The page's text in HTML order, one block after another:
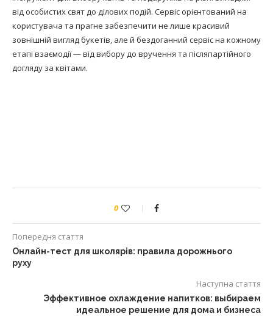
від особистих свят до ділових подій. Сервіс орієнтований на
користувача та прагне забезпечити не лише красивий
зовнішній вигляд букетів, але й бездоганний сервіс на кожному
етапі взаємодії — від вибору до вручення та післяпартійного
догляду за квітами.
0
Попередня стаття
Онлайн-тест для школярів: правила дорожнього
руху
Наступна стаття
Эффективное охлаждение напитков: выбираем
идеальное решение для дома и бизнеса